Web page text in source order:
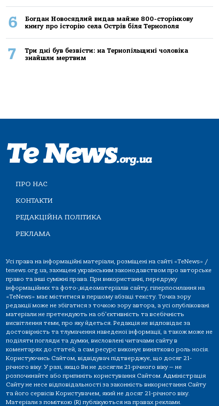
6
Богдан Новосядлий видав майже 800-сторінкову
книгу про історію села Острів біля Тернополя
7
Три дні був безвісти: на Тернопільщині чоловіка
знайшли мертвим
ПРО НАС
КОНТАКТИ
РЕДАКЦІЙНА ПОЛІТИКА
РЕКЛАМА
Усі права на інформаційні матеріали, розміщені на сайті «TeNews» /
tenews.org.ua, захищені українським законодавством про авторське
право та інші суміжні права. При використанні, передруку
інформаційних та фото-,відеоматеріалів сайту, гіперпосилання на
«TeNews» має міститися в першому абзаці тексту. Точка зору
редакції може не збігатися з точкою зору автора, а усі опубліковані
матеріали не претендують на об'єктивність та всебічність
висвітлення теми, про яку йдеться. Редакція не відповідає за
достовірність та тлумачення наведеної інформації, а також може не
поділяти погляди та думки, висловлені читачами сайту в
коментарях до статей, а сам ресурс виконує винятково роль носія.
Користуючись Сайтом, відвідувач підтверджує, що досяг 21-
річного віку. У разі, якщо Ви не досягли 21-річного віку — не
розпочинайте або припиніть користування Сайтом. Адміністрація
Сайту не несе відповідальності за законність використання Сайту
та його сервісів Користувачем, який не досяг 21-річного віку.
Матеріали з поміткою (R) публікуються на правах реклами.